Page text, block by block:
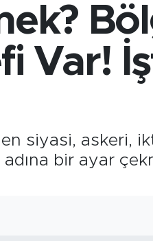
Var!
siyasi, askeri,
bir ayar